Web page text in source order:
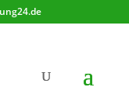
Werbung*